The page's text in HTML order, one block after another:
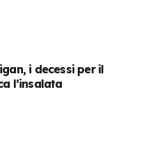
i decessi per il
l’insalata